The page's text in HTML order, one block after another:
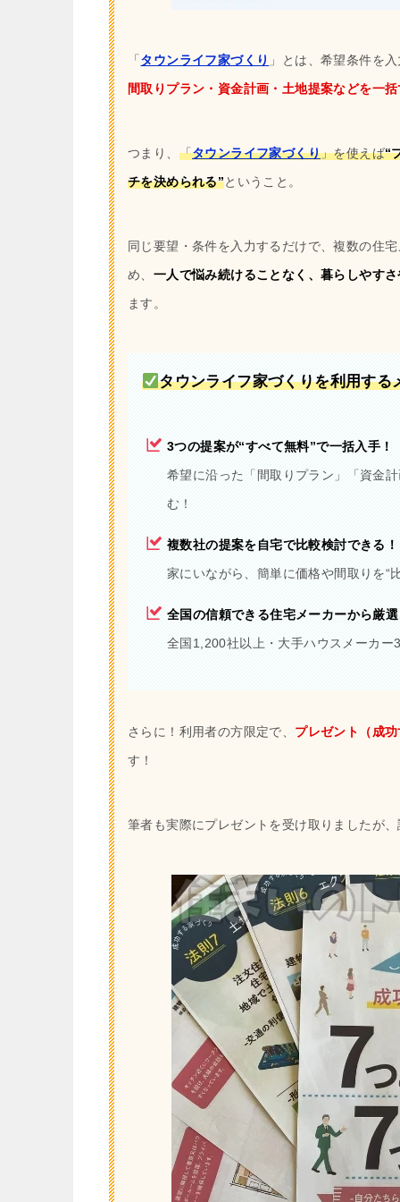
「 タウンライフ家づくり 」とは、希望条件を
間取りプラン・資金計画・土地提案などを一
つまり、 「タウンライフ家づくり」を使えば“
チを決められる”ということ。
同じ要望・条件を入力するだけで、複数の住
め、 一人で悩み続けることなく、暮らしやす
ます。
タウンライフ家づくりを利用する
3つの提案が“すべて無料”で一括入手！
希望に沿った「間取りプラン」「資金
む！
複数社の提案を自宅で比較検討できる！
家にいながら、簡単に価格や間取りを“
全国の信頼できる住宅メーカーから厳
全国1,200社以上・大手ハウスメーカ
さらに！利用者の方限定で、 プレゼント（成
す！
筆者も実際にプレゼントを受け取りましたが